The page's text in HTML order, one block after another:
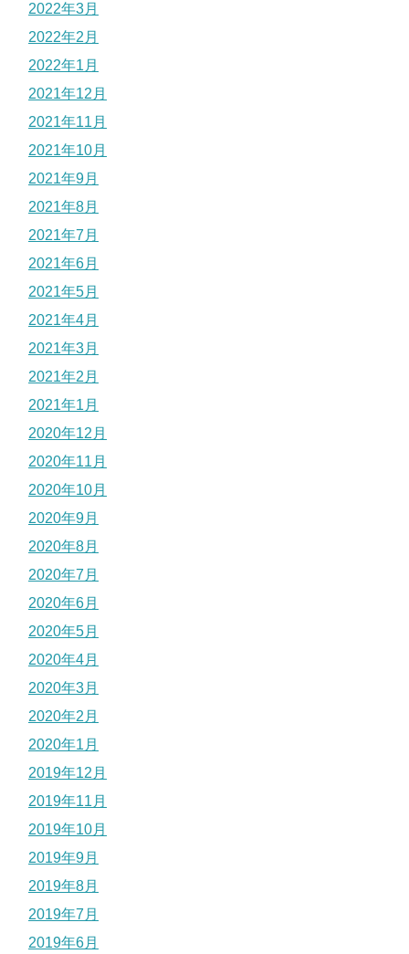
2022年3月
2022年2月
2022年1月
2021年12月
2021年11月
2021年10月
2021年9月
2021年8月
2021年7月
2021年6月
2021年5月
2021年4月
2021年3月
2021年2月
2021年1月
2020年12月
2020年11月
2020年10月
2020年9月
2020年8月
2020年7月
2020年6月
2020年5月
2020年4月
2020年3月
2020年2月
2020年1月
2019年12月
2019年11月
2019年10月
2019年9月
2019年8月
2019年7月
2019年6月